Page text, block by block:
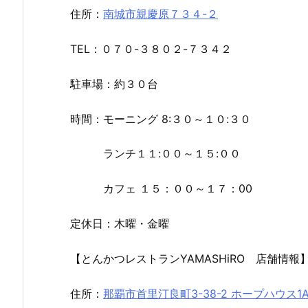
住所： 南城市親慶原７３４-２
TEL：０７０-３８０２-７３４２
駐車場：約３０台
時間：モーニング 8:３０～１０:３０
ランチ１１:００～１５:００
カフェ １５：００～１７：00
定休日：木曜・金曜
【とんかつレストランYAMASHiRO 店舗情報
住所： 那覇市首里汀良町3-38-2 ホープハウス